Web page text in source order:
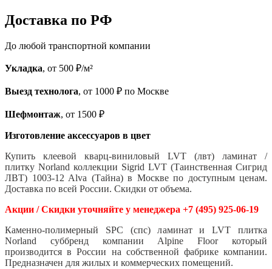
Доставка по РФ
До любой транспортной компании
Укладка, от 500 ₽/м²
Выезд технолога, от 1000 ₽ по Москве
Шефмонтаж, от 1500 ₽
Изготовление аксессуаров в цвет
Купить клеевой кварц-виниловый LVT (лвт) ламинат /
плитку Norland коллекции Sigrid LVT (Таинственная Сигрид
ЛВТ) 1003-12 Alva (Тайна) в Москве по доступным ценам.
Доставка по всей России. Скидки от объема.
Акции / Скидки уточняйте у менеджера +7 (495) 925-06-19
Каменно-полимерный SPC (спс) ламинат и LVT плитка
Norland суббренд компании Alpine Floor который
производится в России на собственной фабрике компании.
Предназначен для жилых и коммерческих помещений.